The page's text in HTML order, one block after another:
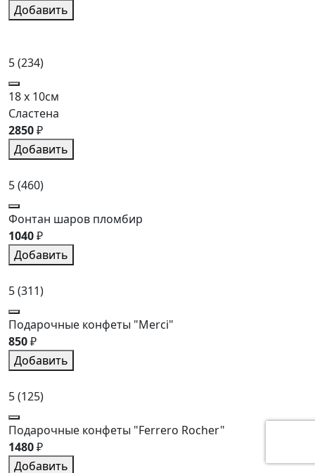
Добавить
5(234)
18 x 10см
Сластена
2850₽
Добавить
5(460)
Фонтан шаров пломбир
1040₽
Добавить
5(311)
Подарочные конфеты "Merci"
850₽
Добавить
5(125)
Подарочные конфеты "Ferrero Rocher"
1480₽
Добавить